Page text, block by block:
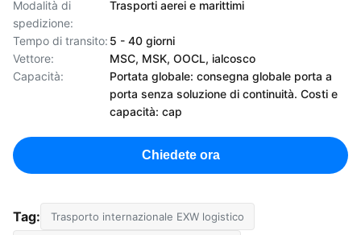
Modalità di
spedizione:
Trasporti aerei e marittimi
Tempo di transito: 5 - 40 giorni
Vettore:
MSC, MSK, OOCL, ialcosco
Capacità:
Portata globale: consegna globale porta a
porta senza soluzione di continuità. Costi e
capacità: cap
Chiedete ora
Tag: Trasporto internazionale EXW logistico